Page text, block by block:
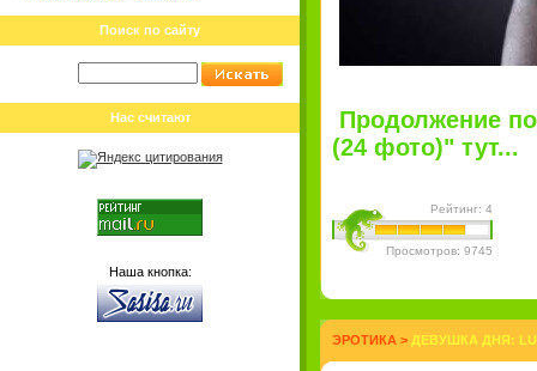
Поиск по сайту
Нас считают
Наша кнопка:
Продолжение
(24 фото)" тут...
Рейтинг: 4
Просмотров: 9745
ЭРОТИКА > ДЕВУШКА ДНЯ: